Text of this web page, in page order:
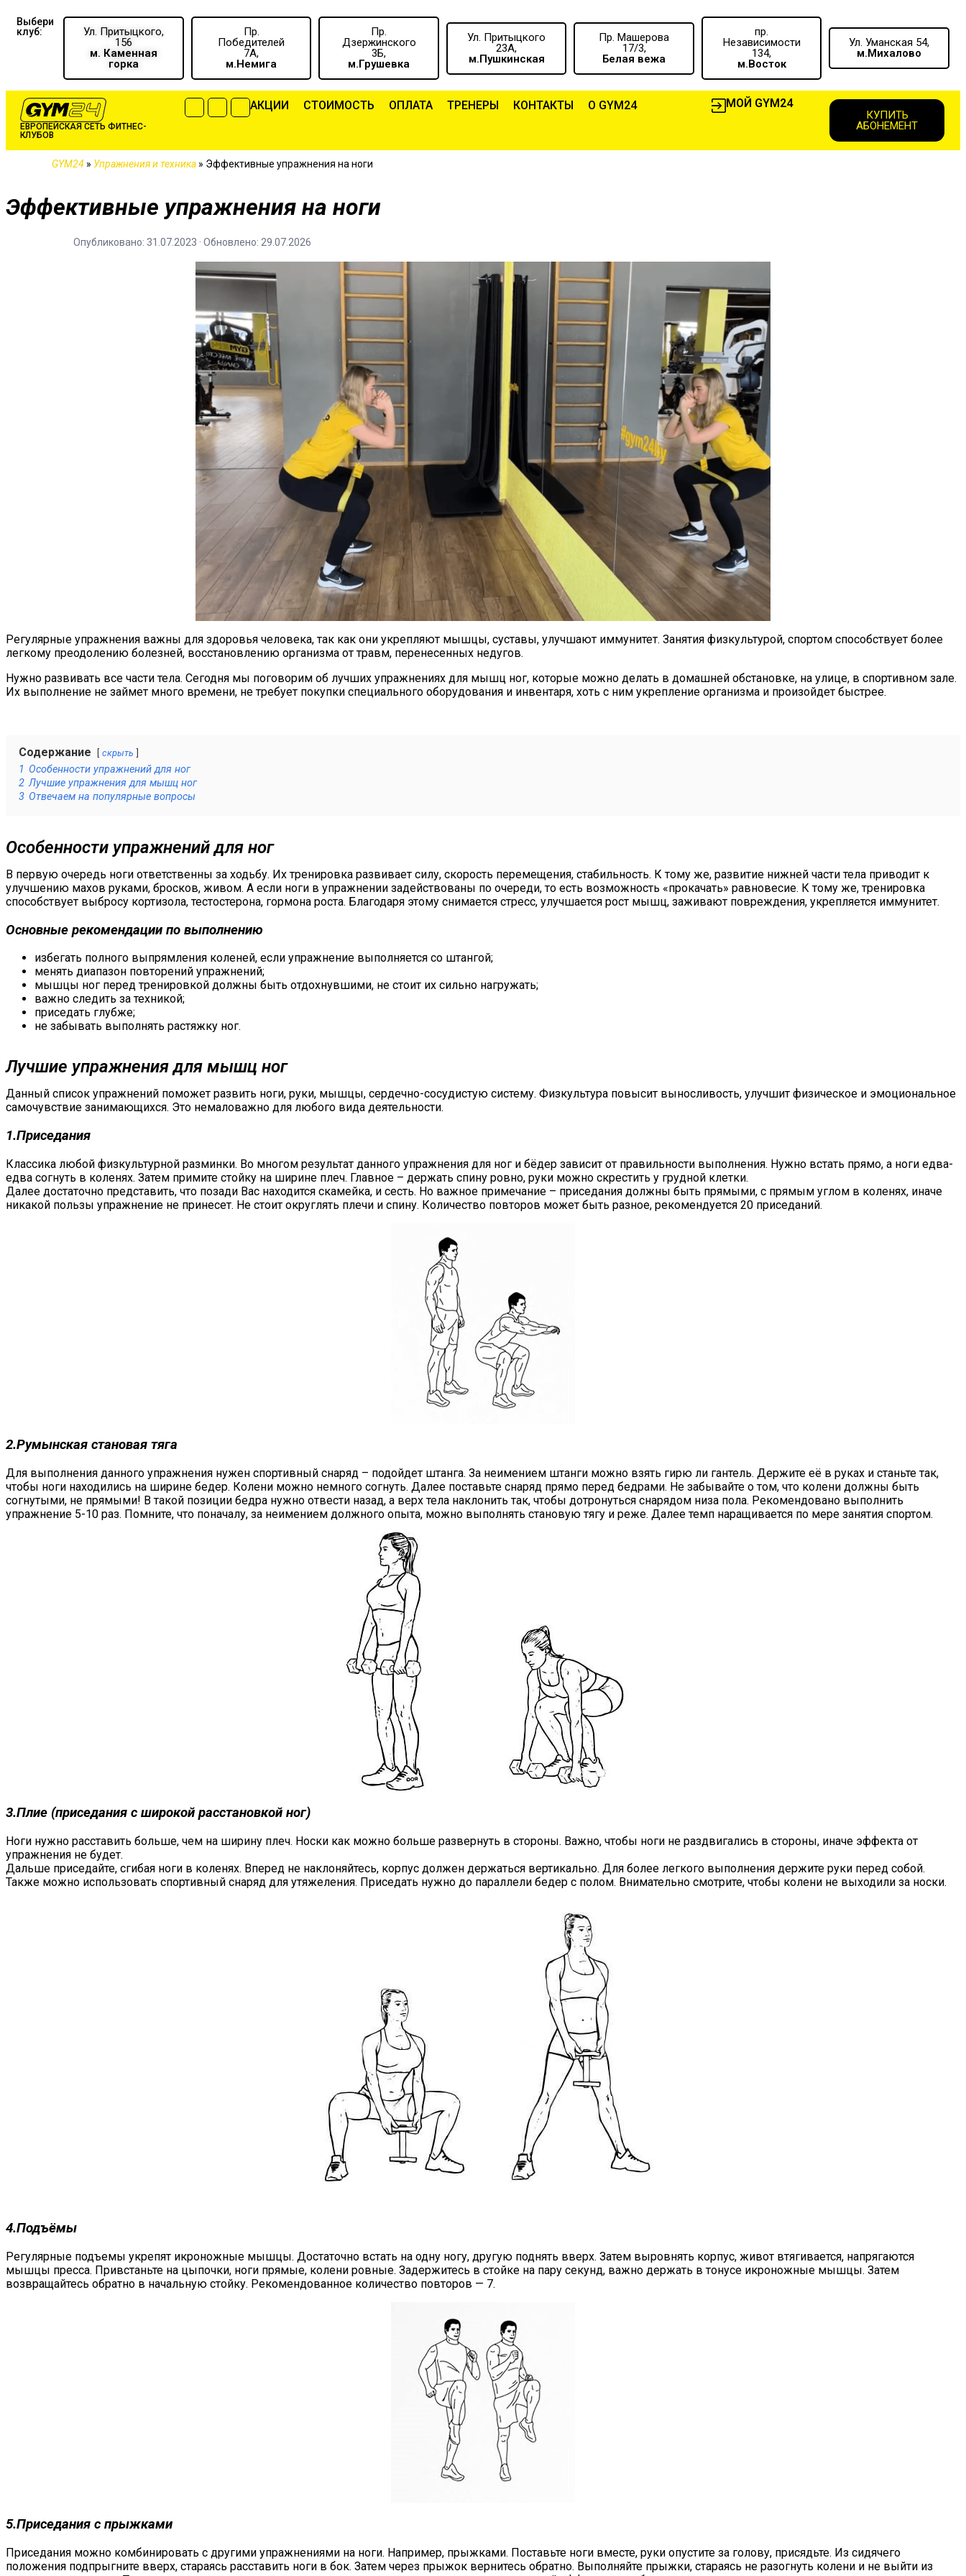
Выбери
клуб:
Ул. Притыцкого,
156
м. Каменная
горка
Пр.
Победителей
7А,
м.Немига
Пр.
Дзержинского
3Б,
м.Грушевка
Ул. Притыцкого
23А,
м.Пушкинская
Пр. Машерова
17/3,
Белая вежа
пр.
Независимости
134,
м.Восток
Ул. Уманская 54,
м.Михалово
ЕВРОПЕЙСКАЯ СЕТЬ ФИТНЕС-
КЛУБОВ
АКЦИИ CТОИМОСТЬ ОПЛАТА ТРЕНЕРЫ КОНТАКТЫ О GYM24 МОЙ GYM24
КУПИТЬ
АБОНЕМЕНТ
GYM24 » Упражнения и техника » Эффективные упражнения на ноги
Эффективные упражнения на ноги
Опубликовано: 31.07.2023 · Обновлено: 29.07.2026
Регулярные упражнения важны для здоровья человека, так как они укрепляют мышцы, суставы, улучшают иммунитет. Занятия физкультурой, спортом способствует более
легкому преодолению болезней, восстановлению организма от травм, перенесенных недугов.
Нужно развивать все части тела. Сегодня мы поговорим об лучших упражнениях для мышц ног, которые можно делать в домашней обстановке, на улице, в спортивном зале.
Их выполнение не займет много времени, не требует покупки специального оборудования и инвентаря, хоть с ним укрепление организма и произойдет быстрее.
Содержание скрыть
1 Особенности упражнений для ног
2 Лучшие упражнения для мышц ног
3 Отвечаем на популярные вопросы
Особенности упражнений для ног
В первую очередь ноги ответственны за ходьбу. Их тренировка развивает силу, скорость перемещения, стабильность. К тому же, развитие нижней части тела приводит к
улучшению махов руками, бросков, живом. А если ноги в упражнении задействованы по очереди, то есть возможность «прокачать» равновесие. К тому же, тренировка
способствует выбросу кортизола, тестостерона, гормона роста. Благодаря этому снимается стресс, улучшается рост мышц, заживают повреждения, укрепляется иммунитет.
Основные рекомендации по выполнению
избегать полного выпрямления коленей, если упражнение выполняется со штангой;
менять диапазон повторений упражнений;
мышцы ног перед тренировкой должны быть отдохнувшими, не стоит их сильно нагружать;
важно следить за техникой;
приседать глубже;
не забывать выполнять растяжку ног.
Лучшие упражнения для мышц ног
Данный список упражнений поможет развить ноги, руки, мышцы, сердечно-сосудистую систему. Физкультура повысит выносливость, улучшит физическое и эмоциональное
самочувствие занимающихся. Это немаловажно для любого вида деятельности.
1.Приседания
Классика любой физкультурной разминки. Во многом результат данного упражнения для ног и бёдер зависит от правильности выполнения. Нужно встать прямо, а ноги едва-
едва согнуть в коленях. Затем примите стойку на ширине плеч. Главное – держать спину ровно, руки можно скрестить у грудной клетки.
Далее достаточно представить, что позади Вас находится скамейка, и сесть. Но важное примечание – приседания должны быть прямыми, с прямым углом в коленях, иначе
никакой пользы упражнение не принесет. Не стоит округлять плечи и спину. Количество повторов может быть разное, рекомендуется 20 приседаний.
2.Румынская становая тяга
Для выполнения данного упражнения нужен спортивный снаряд – подойдет штанга. За неимением штанги можно взять гирю ли гантель. Держите её в руках и станьте так,
чтобы ноги находились на ширине бедер. Колени можно немного согнуть. Далее поставьте снаряд прямо перед бедрами. Не забывайте о том, что колени должны быть
согнутыми, не прямыми! В такой позиции бедра нужно отвести назад, а верх тела наклонить так, чтобы дотронуться снарядом низа пола. Рекомендовано выполнить
упражнение 5-10 раз. Помните, что поначалу, за неимением должного опыта, можно выполнять становую тягу и реже. Далее темп наращивается по мере занятия спортом.
3.Плие (приседания с широкой расстановкой ног)
Ноги нужно расставить больше, чем на ширину плеч. Носки как можно больше развернуть в стороны. Важно, чтобы ноги не раздвигались в стороны, иначе эффекта от
упражнения не будет.
Дальше приседайте, сгибая ноги в коленях. Вперед не наклоняйтесь, корпус должен держаться вертикально. Для более легкого выполнения держите руки перед собой.
Также можно использовать спортивный снаряд для утяжеления. Приседать нужно до параллели бедер с полом. Внимательно смотрите, чтобы колени не выходили за носки.
4.Подъёмы
Регулярные подъемы укрепят икроножные мышцы. Достаточно встать на одну ногу, другую поднять вверх. Затем выровнять корпус, живот втягивается, напрягаются
мышцы пресса. Привстаньте на цыпочки, ноги прямые, колени ровные. Задержитесь в стойке на пару секунд, важно держать в тонусе икроножные мышцы. Затем
возвращайтесь обратно в начальную стойку. Рекомендованное количество повторов — 7.
5.Приседания с прыжками
Приседания можно комбинировать с другими упражнениями на ноги. Например, прыжками. Поставьте ноги вместе, руки опустите за голову, присядьте. Из сидячего
положения подпрыгните вверх, стараясь расставить ноги в бок. Затем через прыжок вернитесь обратно. Выполняйте прыжки, стараясь не разогнуть колени и не выйти из